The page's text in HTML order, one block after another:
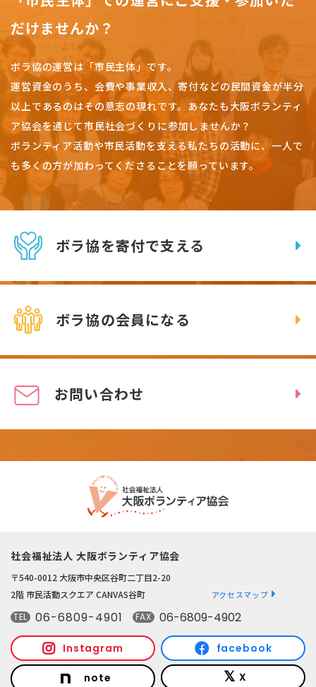
だけませんか？
ボラ協の運営は「市民主体」です。
運営資金のうち、会費や事業収入、寄付などの民間資金が半分
以上であるのはその意志の現れです。 あなたも大阪ボランティ
ア協会を通じて市民社会づくりに参加しませんか？
ボランティア活動や市民活動を支える私たちの活動に、一人で
も多くの方が加わってくださることを願っています。
ボラ協を寄付で支える
ボラ協の会員になる
お問い合わせ
社会福祉法人 大阪ボランティア協会
〒540-0012 大阪市中央区谷町二丁目2-20
2階 市民活動スクエア CANVAS谷町
アクセスマップ
TEL 06-6809-4901 FAX 06-6809-4902
Instagram facebook
note X